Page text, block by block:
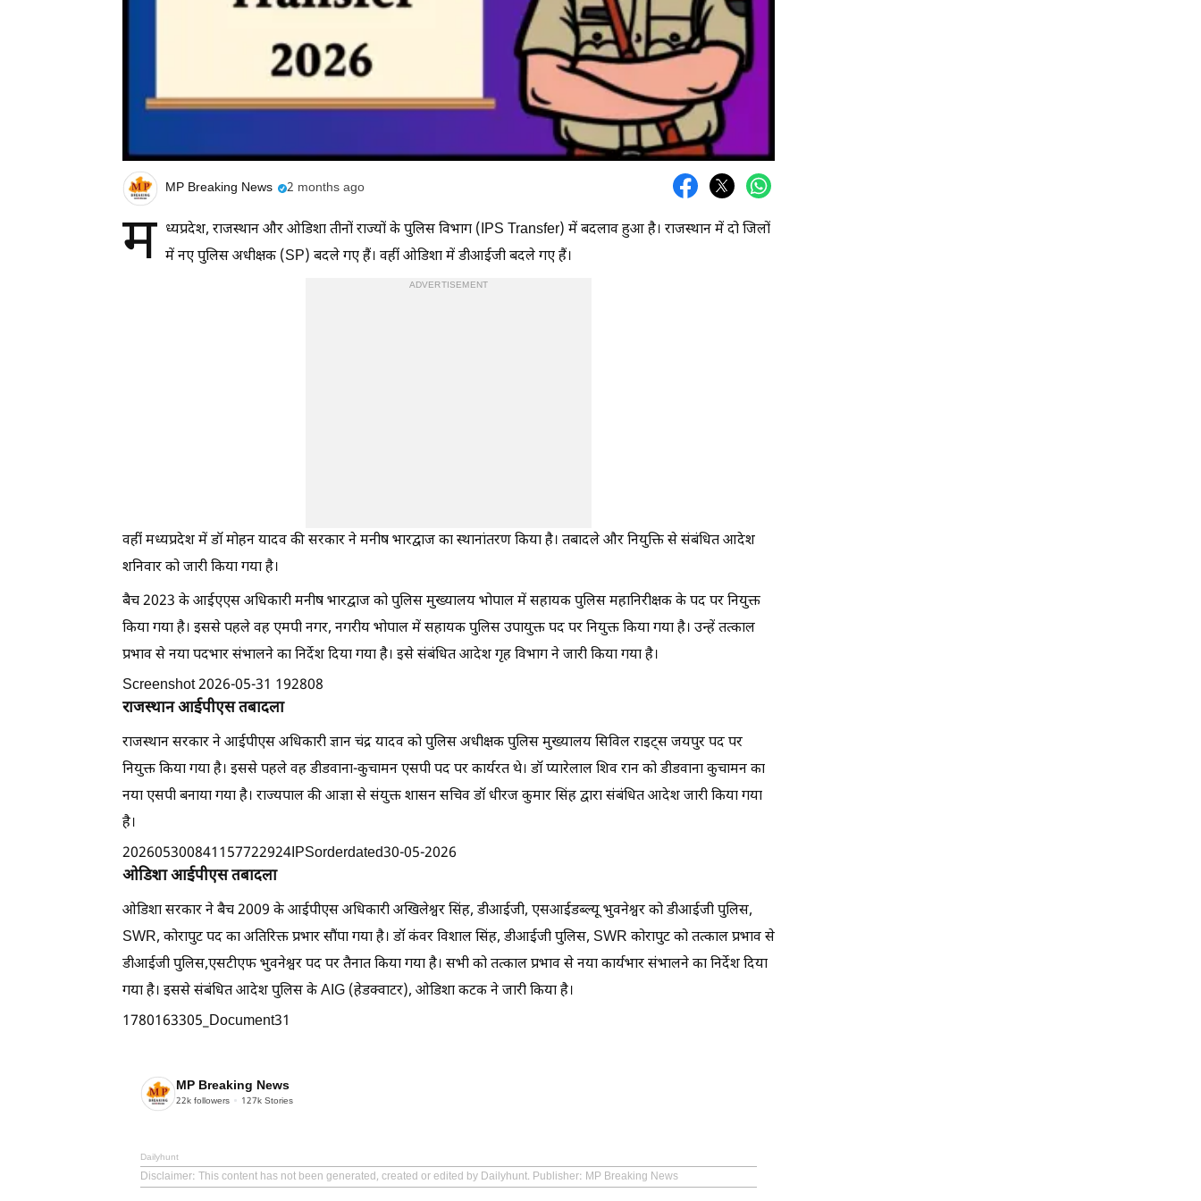
MP Breaking News 2 months ago
म ध्यप्रदेश, राजस्थान और ओडिशा तीनों राज्यों के पुलिस विभाग (IPS Transfer) में बदलाव हुआ है। राजस्थान में दो जिलों
में नए पुलिस अधीक्षक (SP) बदले गए हैं। वहीं ओडिशा में डीआईजी बदले गए हैं।
ADVERTISEMENT
वहीं मध्यप्रदेश में डॉ मोहन यादव की सरकार ने मनीष भारद्वाज का स्थानांतरण किया है। तबादले और नियुक्ति से संबंधित आदेश
शनिवार को जारी किया गया है।
बैच 2023 के आईएएस अधिकारी मनीष भारद्वाज को पुलिस मुख्यालय भोपाल में सहायक पुलिस महानिरीक्षक के पद पर नियुक्त
किया गया है। इससे पहले वह एमपी नगर, नगरीय भोपाल में सहायक पुलिस उपायुक्त पद पर नियुक्त किया गया है। उन्हें तत्काल
प्रभाव से नया पदभार संभालने का निर्देश दिया गया है। इसे संबंधित आदेश गृह विभाग ने जारी किया गया है।
Screenshot 2026-05-31 192808
राजस्थान आईपीएस तबादला
राजस्थान सरकार ने आईपीएस अधिकारी ज्ञान चंद्र यादव को पुलिस अधीक्षक पुलिस मुख्यालय सिविल राइट्स जयपुर पद पर
नियुक्त किया गया है। इससे पहले वह डीडवाना-कुचामन एसपी पद पर कार्यरत थे। डॉ प्यारेलाल शिव रान को डीडवाना कुचामन का
नया एसपी बनाया गया है। राज्यपाल की आज्ञा से संयुक्त शासन सचिव डॉ धीरज कुमार सिंह द्वारा संबंधित आदेश जारी किया गया
है।
202605300841157722924IPSorderdated30-05-2026
ओडिशा आईपीएस तबादला
ओडिशा सरकार ने बैच 2009 के आईपीएस अधिकारी अखिलेश्वर सिंह, डीआईजी, एसआईडब्ल्यू भुवनेश्वर को डीआईजी पुलिस,
SWR, कोरापुट पद का अतिरिक्त प्रभार सौंपा गया है। डॉ कंवर विशाल सिंह, डीआईजी पुलिस, SWR कोरापुट को तत्काल प्रभाव से
डीआईजी पुलिस,एसटीएफ भुवनेश्वर पद पर तैनात किया गया है। सभी को तत्काल प्रभाव से नया कार्यभार संभालने का निर्देश दिया
गया है। इससे संबंधित आदेश पुलिस के AIG (हेडक्वाटर), ओडिशा कटक ने जारी किया है।
1780163305_Document31
MP Breaking News
22k followers 127k Stories
Dailyhunt
Disclaimer: This content has not been generated, created or edited by Dailyhunt. Publisher: MP Breaking News